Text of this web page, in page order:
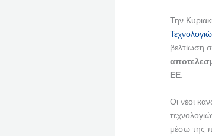
Την
βελτίωση
ΕΕ.
Οι νέοι
μέσω της